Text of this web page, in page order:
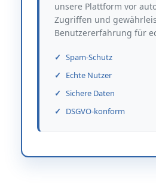
unsere Plattform vor
Zugriffen und
Benutzererfahrung für
Spam-Schutz
Echte Nutzer
Sichere Daten
DSGVO-konform